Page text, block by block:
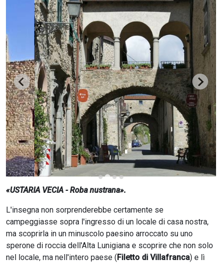
CERCA
«USTARIA VECIA - Roba nustrana».
L'insegna non sorprenderebbe certamente se
campeggiasse sopra l'ingresso di un locale di casa nostra,
ma scoprirla in un minuscolo paesino arroccato su uno
sperone di roccia dell'Alta Lunigiana e scoprire che non solo
nel locale, ma nell'intero paese ( Filetto di Villafranca) e lì